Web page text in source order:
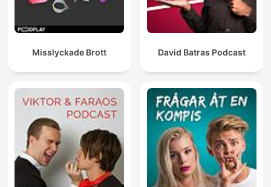
Misslyckade Brott David Batras Podcast